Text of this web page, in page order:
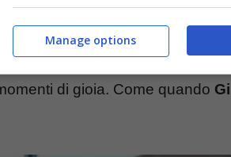
dieci anni fa, dopo
è andata avanti. Il campione
di gioia. Come quando
Manage options